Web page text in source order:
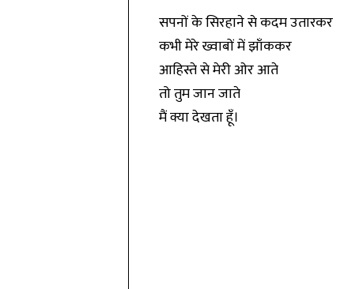
सपनों के सिरहाने से कदम उतारकर
कभी मेरे ख्वाबों में झाँककर
आहिस्ते से मेरी ओर आते
तो तुम जान जाते
मैं क्या देखता हूँ।